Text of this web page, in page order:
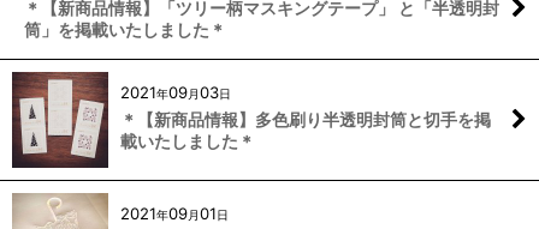
＊【新商品情報】「ツリー柄マスキングテープ」 と「半透明封
筒」を掲載いたしました＊
2021年09月03日
＊【新商品情報】多色刷り半透明封筒と切手を掲
載いたしました＊
2021年09月01日